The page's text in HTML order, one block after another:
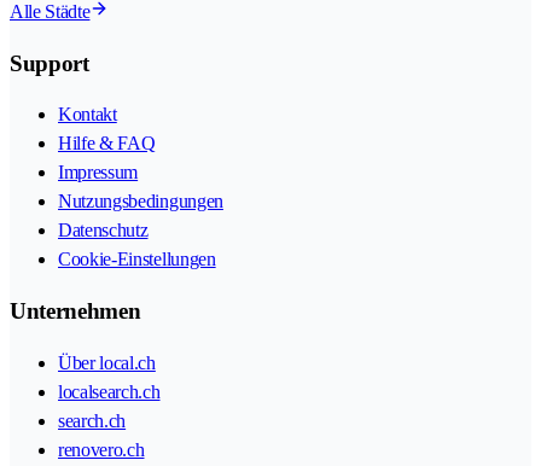
Alle Städte
Support
Kontakt
Hilfe & FAQ
Impressum
Nutzungsbedingungen
Datenschutz
Cookie-Einstellungen
Unternehmen
Über local.ch
localsearch.ch
search.ch
renovero.ch